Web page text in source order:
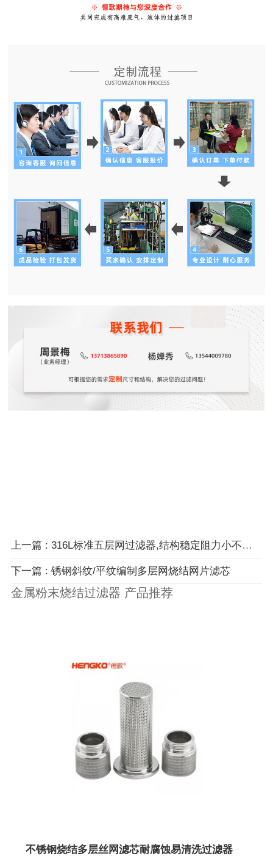
上一篇 : 316L标准五层网过滤器,结构稳定阻力小不锈钢网过滤器
下一篇 : 锈钢斜纹/平纹编制多层网烧结网片滤芯
金属粉末烧结过滤器 产品推荐
不锈钢烧结多层丝网滤芯耐腐蚀易清洗过滤器